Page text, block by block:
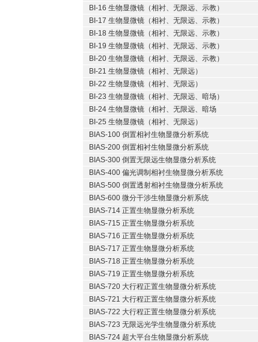
BI-16 生物显微镜（相衬、无限远、示教）
BI-17 生物显微镜（相衬、无限远、示教）
BI-18 生物显微镜（相衬、无限远、示教）
BI-19 生物显微镜（相衬、无限远、示教）
BI-20 生物显微镜（相衬、无限远、示教）
BI-21 生物显微镜（相衬、无限远）
BI-22 生物显微镜（相衬、无限远）
BI-23 生物显微镜（相衬、无限远、暗场）
BI-24 生物显微镜（相衬、无限远、暗场
BI-25 生物显微镜（相衬、无限远）
BIAS-100 倒置相衬生物显微分析系统
BIAS-200 倒置相衬生物显微分析系统
BIAS-300 倒置无限远生物显微分析系统
BIAS-400 偏光调制相衬生物显微分析系统
BIAS-500 倒置透射相衬生物显微分析系统
BIAS-600 微分干涉生物显微分析系统
BIAS-714 正置生物显微分析系统
BIAS-715 正置生物显微分析系统
BIAS-716 正置生物显微分析系统
BIAS-717 正置生物显微分析系统
BIAS-718 正置生物显微分析系统
BIAS-719 正置生物显微分析系统
BIAS-720 大行程正置生物显微分析系统
BIAS-721 大行程正置生物显微分析系统
BIAS-722 大行程正置生物显微分析系统
BIAS-723 无限远光学生物显微分析系统
BIAS-724 超大平台生物显微分析系统